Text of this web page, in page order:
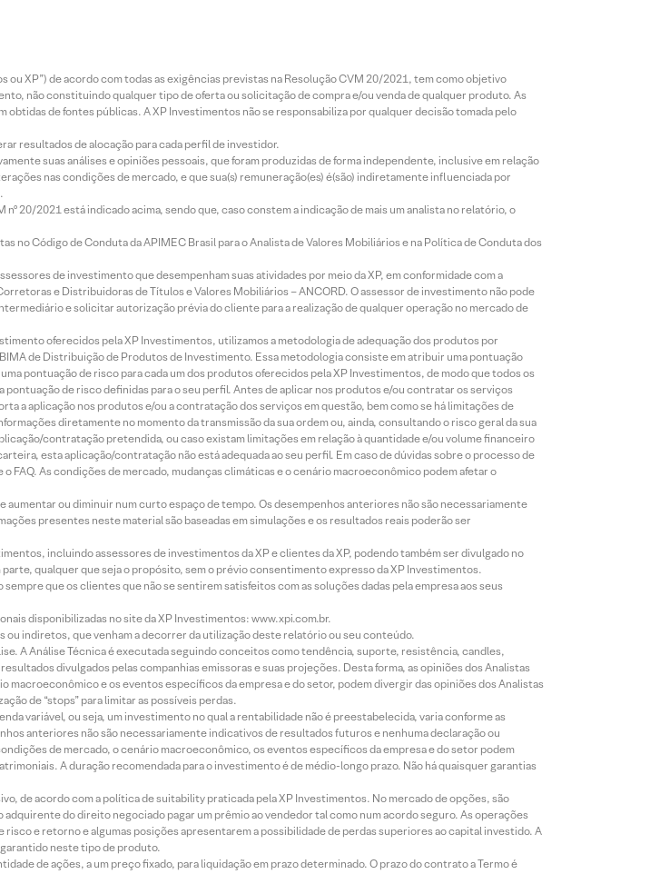
XP”) de acordo com todas as exigências previstas na Resolução CVM 20/2021, tem como objetivo
não constituindo qualquer tipo de oferta ou solicitação de compra e/ou venda de qualquer produto. As
de fontes públicas. A XP Investimentos não se responsabiliza por qualquer decisão tomada pelo
resultados de alocação para cada perfil de investidor.
suas análises e opiniões pessoais, que foram produzidas de forma independente, inclusive em relação
nas condições de mercado, e que sua(s) remuneração(es) é(são) indiretamente influenciada por
20/2021 está indicado acima, sendo que, caso constem a indicação de mais um analista no relatório, o
no Código de Conduta da APIMEC Brasil para o Analista de Valores Mobiliários e na Política de Conduta dos
de investimento que desempenham suas atividades por meio da XP, em conformidade com a
e Distribuidoras de Títulos e Valores Mobiliários – ANCORD. O assessor de investimento não pode
e solicitar autorização prévia do cliente para a realização de qualquer operação no mercado de
oferecidos pela XP Investimentos, utilizamos a metodologia de adequação dos produtos por
de Distribuição de Produtos de Investimento. Essa metodologia consiste em atribuir uma pontuação
pontuação de risco para cada um dos produtos oferecidos pela XP Investimentos, de modo que todos os
de risco definidas para o seu perfil. Antes de aplicar nos produtos e/ou contratar os serviços
a aplicação nos produtos e/ou a contratação dos serviços em questão, bem como se há limitações de
diretamente no momento da transmissão da sua ordem ou, ainda, consultando o risco geral da sua
contratação pretendida, ou caso existam limitações em relação à quantidade e/ou volume financeiro
esta aplicação/contratação não está adequada ao seu perfil. Em caso de dúvidas sobre o processo de
As condições de mercado, mudanças climáticas e o cenário macroeconômico podem afetar o
ou diminuir num curto espaço de tempo. Os desempenhos anteriores não são necessariamente
presentes neste material são baseadas em simulações e os resultados reais poderão ser
incluindo assessores de investimentos da XP e clientes da XP, podendo também ser divulgado no
qualquer que seja o propósito, sem o prévio consentimento expresso da XP Investimentos.
que os clientes que não se sentirem satisfeitos com as soluções dadas pela empresa aos seus
disponibilizadas no site da XP Investimentos: www.xpi.com.br.
indiretos, que venham a decorrer da utilização deste relatório ou seu conteúdo.
A Análise Técnica é executada seguindo conceitos como tendência, suporte, resistência, candles,
divulgados pelas companhias emissoras e suas projeções. Desta forma, as opiniões dos Analistas
e os eventos específicos da empresa e do setor, podem divergir das opiniões dos Analistas
de “stops” para limitar as possíveis perdas.
variável, ou seja, um investimento no qual a rentabilidade não é preestabelecida, varia conforme as
anteriores não são necessariamente indicativos de resultados futuros e nenhuma declaração ou
de mercado, o cenário macroeconômico, os eventos específicos da empresa e do setor podem
A duração recomendada para o investimento é de médio-longo prazo. Não há quaisquer garantias
de acordo com a política de suitability praticada pela XP Investimentos. No mercado de opções, são
do direito negociado pagar um prêmio ao vendedor tal como num acordo seguro. As operações
e retorno e algumas posições apresentarem a possibilidade de perdas superiores ao capital investido. A
neste tipo de produto.
de ações, a um preço fixado, para liquidação em prazo determinado. O prazo do contrato a Termo é